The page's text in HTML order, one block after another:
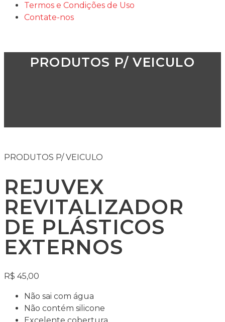
Termos e Condições de Uso
Contate-nos
PRODUTOS P/ VEICULO
PRODUTOS P/ VEICULO
REJUVEX
REVITALIZADOR
DE PLÁSTICOS
EXTERNOS
R$ 45,00
Não sai com água
Não contém silicone